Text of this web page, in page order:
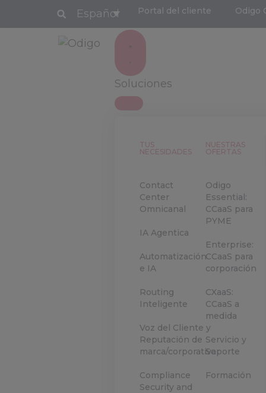
Español Portal del cliente Odigo
Soluciones
TUS
NECESIDADES
Contact
Center
Omnicanal
IA Agentica
Automatización
e IA
Routing
Inteligente
Voz del Cliente y
Reputación de
marca/corporativa
Compliance
Security and
NUESTRAS
OFERTAS
Odigo
Essential:
CCaaS para
PYME
Enterprise:
CCaaS para
corporación
CXaaS:
CCaaS a
medida
Servicio y
Soporte
Formación